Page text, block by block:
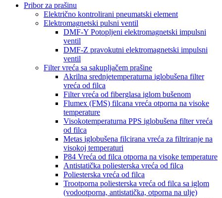
Pribor za prašinu
Električno kontrolirani pneumatski element
Elektromagnetski pulsni ventil
DMF-Y Potopljeni elektromagnetski impulsni
ventil
DMF-Z pravokutni elektromagnetski impulsni
ventil
Filter vreća sa sakupljačem prašine
Akrilna srednjetemperaturna iglobušena filter
vreća od filca
Filter vreća od fiberglasa iglom bušenom
Flumex (FMS) filcana vreća otporna na visoke
temperature
Visokotemperaturna PPS iglobušena filter vreća
od filca
Metas iglobušena filcirana vreća za filtriranje na
visokoj temperaturi
P84 Vreća od filca otporna na visoke temperature
Antistatička poliesterska vreća od filca
Poliesterska vreća od filca
Trootporna poliesterska vreća od filca sa iglom
(vodootporna, antistatička, otporna na ulje)